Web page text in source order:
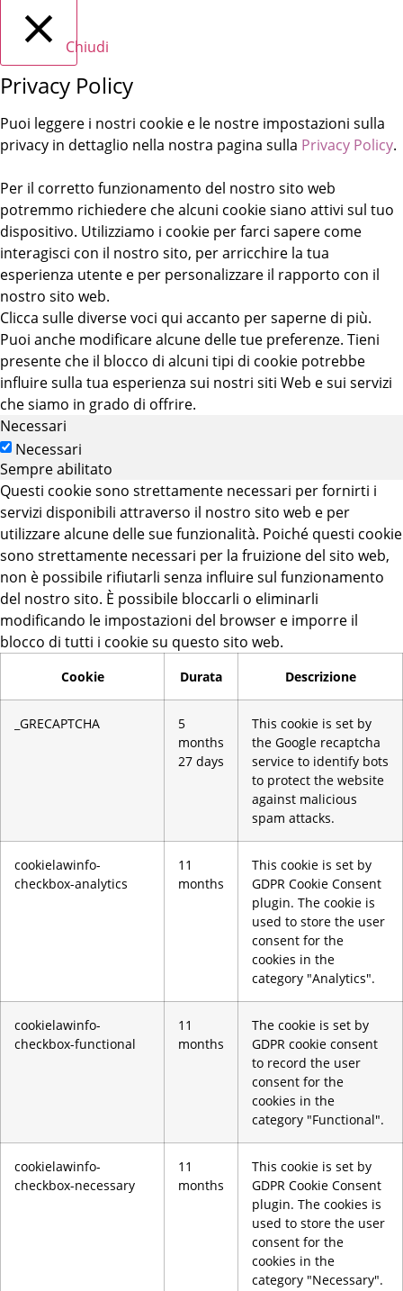
Chiudi
Privacy Policy
Puoi leggere i nostri cookie e le nostre impostazioni sulla
privacy in dettaglio nella nostra pagina sulla Privacy Policy.
Per il corretto funzionamento del nostro sito web
potremmo richiedere che alcuni cookie siano attivi sul tuo
dispositivo. Utilizziamo i cookie per farci sapere come
interagisci con il nostro sito, per arricchire la tua
esperienza utente e per personalizzare il rapporto con il
nostro sito web.
Clicca sulle diverse voci qui accanto per saperne di più.
Puoi anche modificare alcune delle tue preferenze. Tieni
presente che il blocco di alcuni tipi di cookie potrebbe
influire sulla tua esperienza sui nostri siti Web e sui servizi
che siamo in grado di offrire.
Necessari
Necessari
Sempre abilitato
Questi cookie sono strettamente necessari per fornirti i
servizi disponibili attraverso il nostro sito web e per
utilizzare alcune delle sue funzionalità. Poiché questi cookie
sono strettamente necessari per la fruizione del sito web,
non è possibile rifiutarli senza influire sul funzionamento
del nostro sito. È possibile bloccarli o eliminarli
modificando le impostazioni del browser e imporre il
blocco di tutti i cookie su questo sito web.
Cookie Durata Descrizione
_GRECAPTCHA
5
months
27 days
This cookie is set by
the Google recaptcha
service to identify bots
to protect the website
against malicious
spam attacks.
cookielawinfo-
checkbox-analytics
11
months
This cookie is set by
GDPR Cookie Consent
plugin. The cookie is
used to store the user
consent for the
cookies in the
category "Analytics".
cookielawinfo-
checkbox-functional
11
months
The cookie is set by
GDPR cookie consent
to record the user
consent for the
cookies in the
category "Functional".
cookielawinfo-
checkbox-necessary
11
months
This cookie is set by
GDPR Cookie Consent
plugin. The cookies is
used to store the user
consent for the
cookies in the
category "Necessary".